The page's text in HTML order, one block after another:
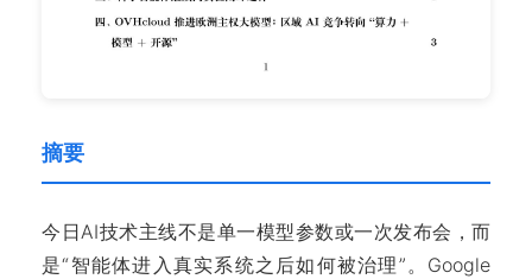
摘要
今日AI技术主线不是单一模型参数或一次发布会，而
是“智能体进入真实系统之后如何被治理”。Google